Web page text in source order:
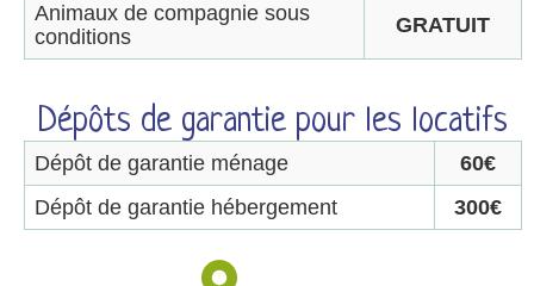
Animaux de compagnie sous
conditions
GRATUIT
Dépôts de garantie pour les locatifs
Dépôt de garantie ménage
60€
Dépôt de garantie hébergement
300€